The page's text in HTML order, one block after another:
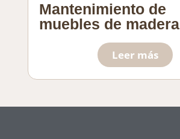
Mantenimiento de
muebles de madera
Leer más